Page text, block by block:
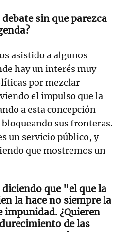
sin que parezca
asistido a algunos
hay un interés muy
por mezclar
el impulso que la
a esta concepción
sus fronteras.
un servicio público, y
que mostremos un
que "el que la
la hace no siempre la
impunidad. ¿Quieren
de las